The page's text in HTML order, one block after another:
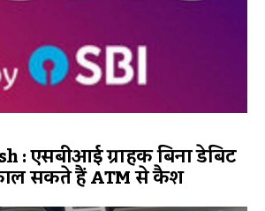
: एसबीआई ग्राहक बिना डेबिट
सकते हैं ATM से कैश